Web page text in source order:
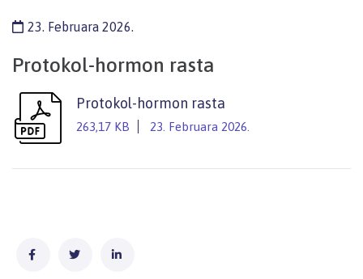
23. Februara 2026.
Protokol-hormon rasta
Protokol-hormon rasta
263,17 KB 23. Februara 2026.